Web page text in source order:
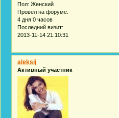
Пол: Женский
Провел на форуме:
4 дня 0 часов
Последний визит:
2013-11-14 21:10:31
aleksij
Активный участник